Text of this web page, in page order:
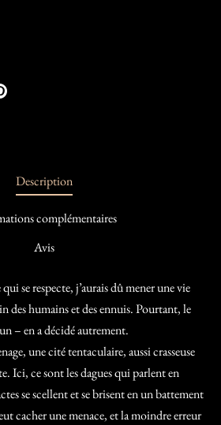
Description
complémentaires
Avis
se respecte, j’aurais dû mener une vie
des humains et des ennuis. Pourtant, le
– en a décidé autrement.
une cité tentaculaire, aussi crasseuse
Ici, ce sont les dagues qui parlent en
se scellent et se brisent en un battement
cacher une menace, et la moindre erreur